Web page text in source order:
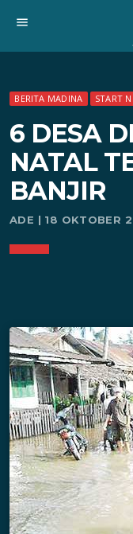
menu
BERITA MADINA START
6 DESA
NATAL
BANJIR
ADE | 18 OKTOBER